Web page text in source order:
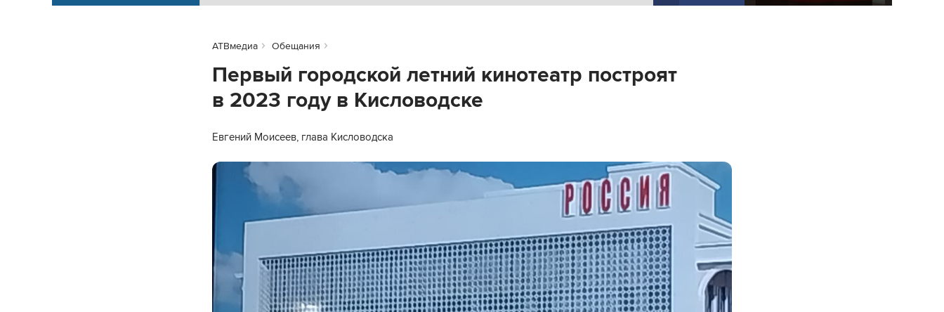
АТВмедиа Обещания
Первый городской летний кинотеатр построят
в 2023 году в Кисловодске
Евгений Моисеев, глава Кисловодска